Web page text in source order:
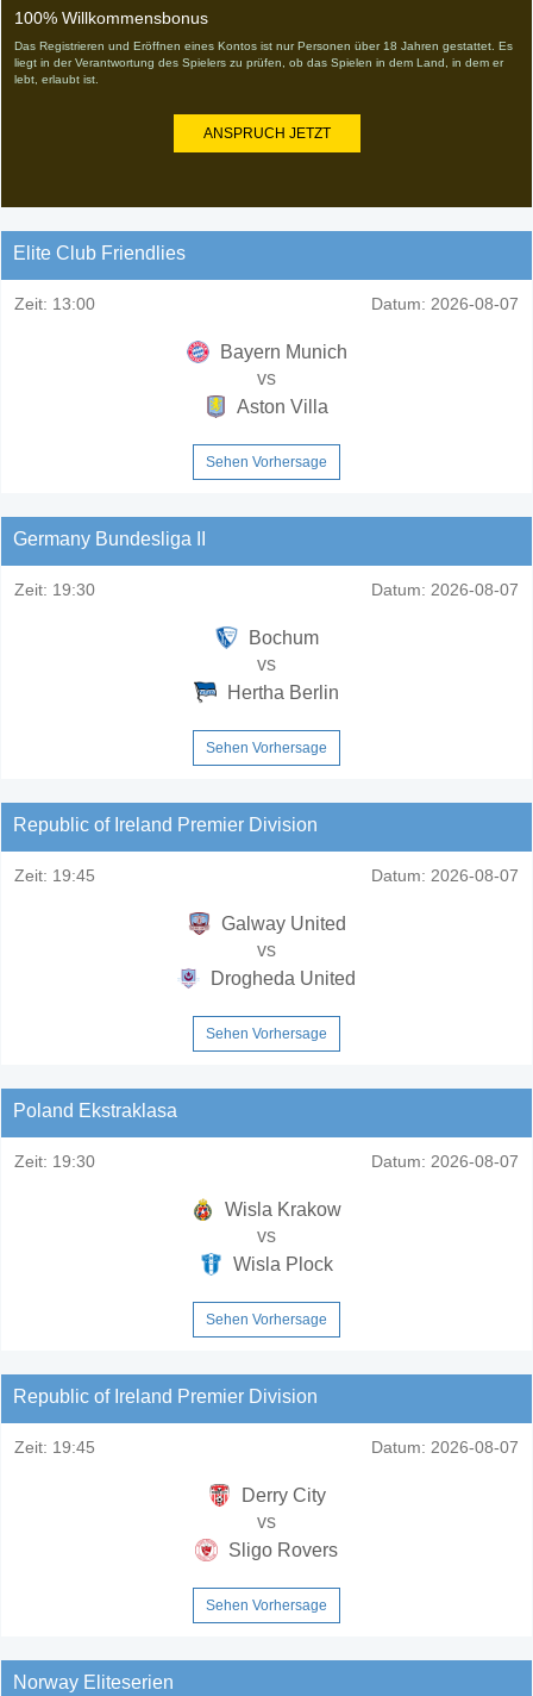
100% Willkommensbonus
Das Registrieren und Eröffnen eines Kontos ist nur Personen über 18 Jahren gestattet. Es
liegt in der Verantwortung des Spielers zu prüfen, ob das Spielen in dem Land, in dem er
lebt, erlaubt ist.
ANSPRUCH JETZT
Elite Club Friendlies
Zeit: 13:00 Datum: 2026-08-07
Bayern Munich
vs
Aston Villa
Sehen Vorhersage
Germany Bundesliga II
Zeit: 19:30 Datum: 2026-08-07
Bochum
vs
Hertha Berlin
Sehen Vorhersage
Republic of Ireland Premier Division
Zeit: 19:45 Datum: 2026-08-07
Galway United
vs
Drogheda United
Sehen Vorhersage
Poland Ekstraklasa
Zeit: 19:30 Datum: 2026-08-07
Wisla Krakow
vs
Wisla Plock
Sehen Vorhersage
Republic of Ireland Premier Division
Zeit: 19:45 Datum: 2026-08-07
Derry City
vs
Sligo Rovers
Sehen Vorhersage
Norway Eliteserien